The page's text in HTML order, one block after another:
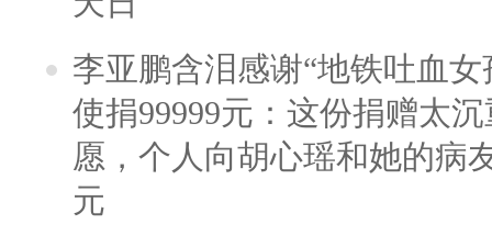
李亚鹏含泪感谢“地铁吐血
使捐99999元：这份捐赠太
愿，个人向胡心瑶和她的病
元